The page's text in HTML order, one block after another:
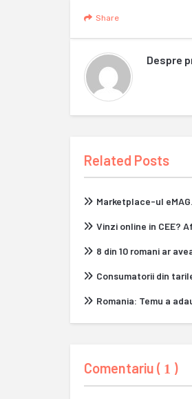
Share
Despre
Related Posts
Marketplace-ul
Vinzi online in CEE?
8 din 10 romani ar
Consumatorii din
Romania: Temu a
Comentariu ( 1 )